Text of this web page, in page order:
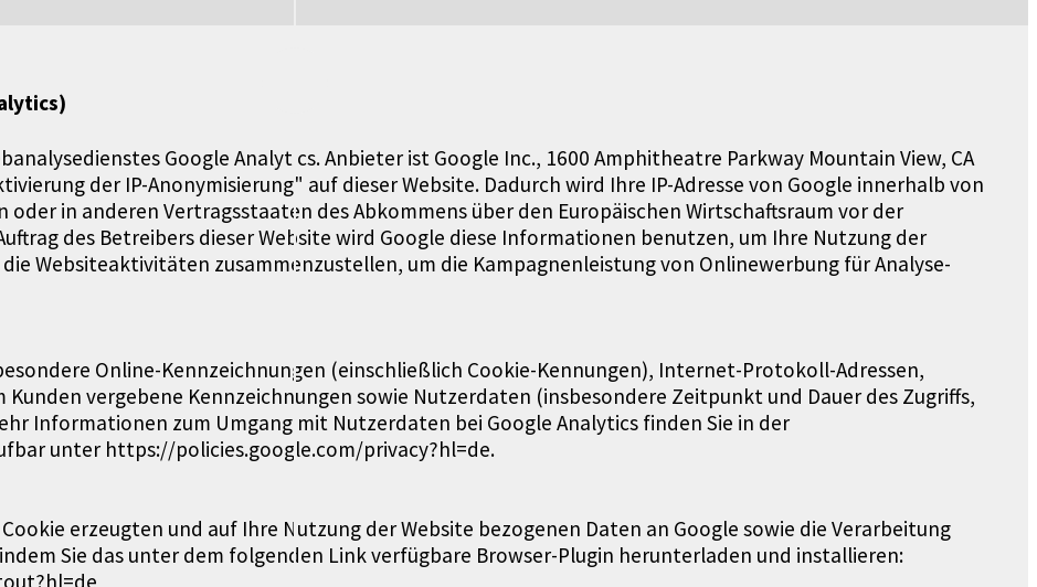
Google Analytics. Anbieter ist Google Inc., 1600 Amphitheatre Parkway Mountain View, CA
der IP-Anonymisierung" auf dieser Website. Dadurch wird Ihre IP-Adresse von Google innerhalb von
in anderen Vertragsstaaten des Abkommens über den Europäischen Wirtschaftsraum vor der
des Betreibers dieser Website wird Google diese Informationen benutzen, um Ihre Nutzung der
Websiteaktivitäten zusammenzustellen, um die Kampagnenleistung von Onlinewerbung für Analyse-
Online-Kennzeichnungen (einschließlich Cookie-Kennungen), Internet-Protokoll-Adressen,
vergebene Kennzeichnungen sowie Nutzerdaten (insbesondere Zeitpunkt und Dauer des Zugriffs,
Informationen zum Umgang mit Nutzerdaten bei Google Analytics finden Sie in der
unter https://policies.google.com/privacy?hl=de.
erzeugten und auf Ihre Nutzung der Website bezogenen Daten an Google sowie die Verarbeitung
Sie das unter dem folgenden Link verfügbare Browser-Plugin herunterladen und installieren: